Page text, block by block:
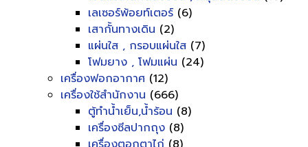
เลเซอร์พ้อยท์เตอร์ (6)
เสากั้นทางเดิน (2)
แผ่นใส , กรอบแผ่นใส (7)
โฟมยาง , โฟมแผ่น (24)
เครื่องฟอกอากาศ (12)
เครื่องใช้สำนักงาน (666)
ตู้ทำน้ำเย็น,น้ำร้อน (8)
เครื่องซีลปากถุง (8)